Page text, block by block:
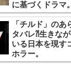
に基づくドラマ。
「チルド」のあ
タバレ⁈生きな
いる日本を現す
ホラー。